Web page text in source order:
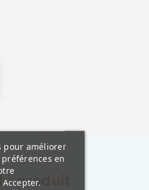
produit
pour améliorer
en